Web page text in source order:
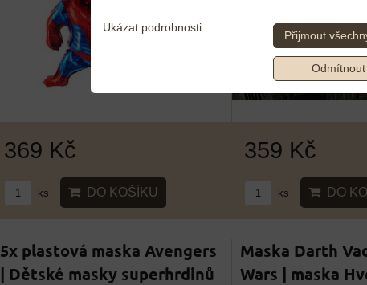
369 Kč
ks DO KOŠÍKU
359 Kč
ks DO
5x plastová maska Avengers
| Dětské masky superhrdinů
Maska Darth
Wars | maska
Ukázat podrobnosti
Přijmout
Odmítnout